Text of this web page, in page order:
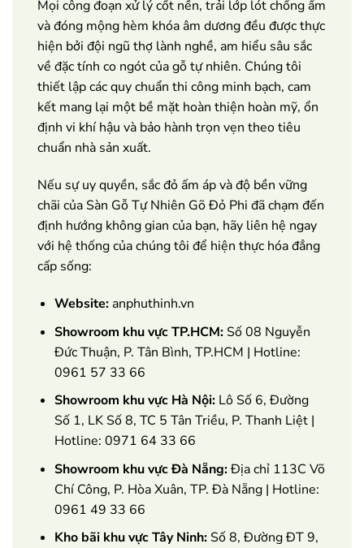
Mọi công đoạn xử lý cốt nền, trải lớp lót chống ẩm
và đóng mộng hèm khóa âm dương đều được thực
hiện bởi đội ngũ thợ lành nghề, am hiểu sâu sắc
về đặc tính co ngót của gỗ tự nhiên. Chúng tôi
thiết lập các quy chuẩn thi công minh bạch, cam
kết mang lại một bề mặt hoàn thiện hoàn mỹ, ổn
định vi khí hậu và bảo hành trọn vẹn theo tiêu
chuẩn nhà sản xuất.
Nếu sự uy quyền, sắc đỏ ấm áp và độ bền vững
chãi của Sàn Gỗ Tự Nhiên Gõ Đỏ Phi đã chạm đến
định hướng không gian của bạn, hãy liên hệ ngay
với hệ thống của chúng tôi để hiện thực hóa đẳng
cấp sống:
Website:anphuthinh.vn
Showroom khu vực TP.HCM:Số 08 Nguyễn
Đức Thuận, P. Tân Bình, TP.HCM | Hotline:
0961 57 33 66
Showroom khu vực Hà Nội:Lô Số 6, Đường
Số 1, LK Số 8, TC 5 Tân Triều, P. Thanh Liệt |
Hotline: 0971 64 33 66
Showroom khu vực Đà Nẵng:Địa chỉ 113C Võ
Chí Công, P. Hòa Xuân, TP. Đà Nẵng | Hotline:
0961 49 33 66
Kho bãi khu vực Tây Ninh:Số 8, Đường ĐT 9,